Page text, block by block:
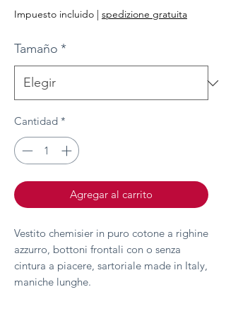
de
Impuesto incluido | spedizione gratuita
Tamaño *
Cantidad *
Agregar al carrito
Vestito chemisier in puro cotone a righine
azzurro, bottoni frontali con o senza
cintura a piacere, sartoriale made in Italy,
maniche lunghe.